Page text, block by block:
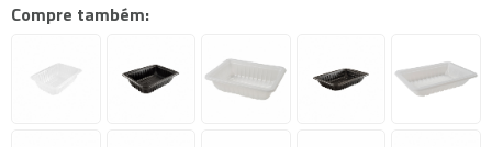
Compre também: